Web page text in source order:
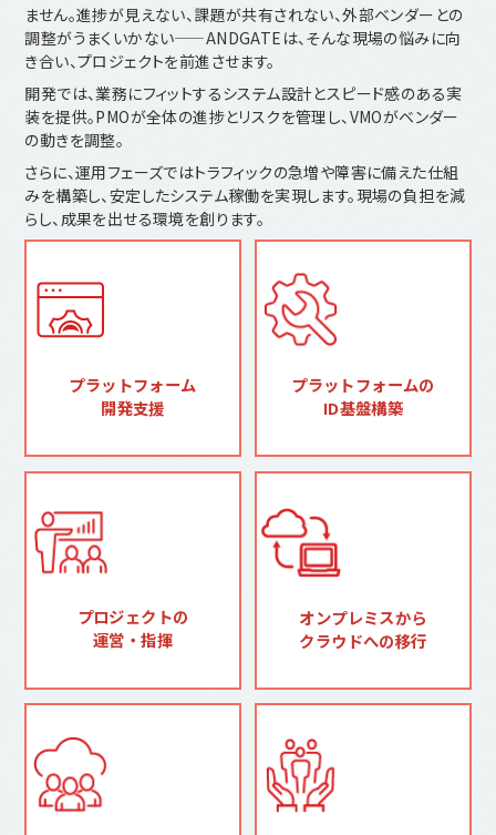
ません。進捗が見えない、課題が共有されない、外部ベンダーとの
調整がうまくいかない——ANDGATEは、そんな現場の悩みに向
き合い、プロジェクトを前進させます。
開発では、業務にフィットするシステム設計とスピード感のある実
装を提供。PMOが全体の進捗とリスクを管理し、VMOがベンダー
の動きを調整。
さらに、運用フェーズではトラフィックの急増や障害に備えた仕組
みを構築し、安定したシステム稼働を実現します。現場の負担を減
らし、成果を出せる環境を創ります。
プラットフォーム
開発支援
プラットフォームの
ID基盤構築
プロジェクトの
運営・指揮
オンプレミスから
クラウドへの移行